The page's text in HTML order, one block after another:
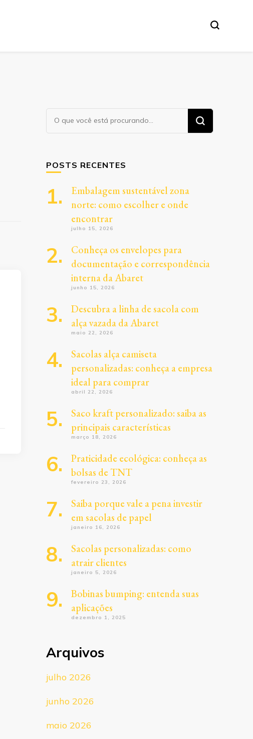
Procurando
algo?
POSTS RECENTES
Embalagem sustentável zona
norte: como escolher e onde
encontrar
julho 15, 2026
Conheça os envelopes para
documentação e correspondência
interna da Abaret
junho 15, 2026
Descubra a linha de sacola com
alça vazada da Abaret
maio 22, 2026
Sacolas alça camiseta
personalizadas: conheça a empresa
ideal para comprar
abril 22, 2026
Saco kraft personalizado: saiba as
principais características
março 18, 2026
Praticidade ecológica: conheça as
bolsas de TNT
fevereiro 23, 2026
Saiba porque vale a pena investir
em sacolas de papel
janeiro 16, 2026
Sacolas personalizadas: como
atrair clientes
janeiro 5, 2026
Bobinas bumping: entenda suas
aplicações
dezembro 1, 2025
Arquivos
julho 2026
junho 2026
maio 2026